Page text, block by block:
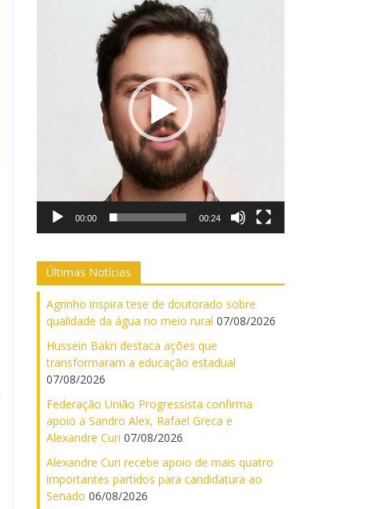
00:00 00:24
Últimas Notícias
Agrinho inspira tese de doutorado sobre
qualidade da água no meio rural 07/08/2026
Hussein Bakri destaca ações que
transformaram a educação estadual
07/08/2026
Federação União Progressista confirma
apoio a Sandro Alex, Rafael Greca e
Alexandre Curi 07/08/2026
Alexandre Curi recebe apoio de mais quatro
importantes partidos para candidatura ao
Senado 06/08/2026